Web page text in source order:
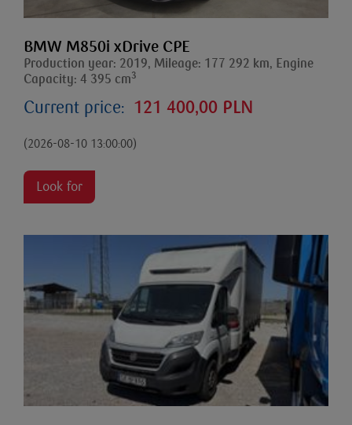
BMW M850i xDrive CPE
Production year: 2019, Mileage: 177 292 km, Engine
Capacity: 4 395 cm3
Current price: 121 400,00 PLN
(2026-08-10 13:00:00)
Look for